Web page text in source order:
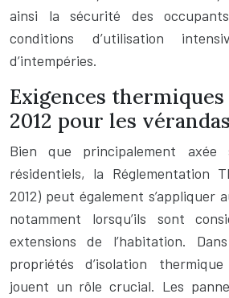
ainsi la sécurité des
conditions d’utilisation
d’intempéries.
Exigences thermiques
2012 pour les vérandas
Bien que principalement axée
résidentiels, la Réglementation
2012) peut également s’appliquer
notamment lorsqu’ils sont
extensions de l’habitation.
propriétés d’isolation
jouent un rôle crucial. Les